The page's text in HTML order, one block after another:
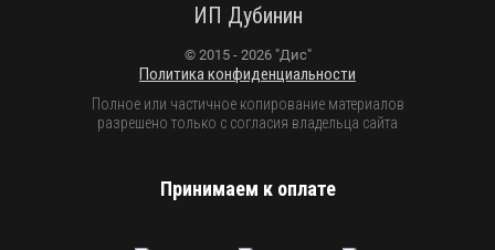
ИП Дубинин
© 2015 - 2026 "Дис"
Политика конфиденциальности
Полное или частичное копирование материалов
разрешено только с согласия владельца сайта
Принимаем к оплате